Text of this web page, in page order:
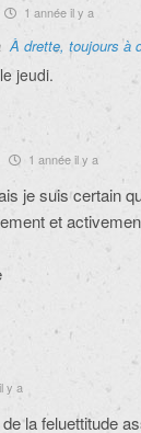
1 année il y a
À drette, toujours à
jeudi.
1 année il y a
je suis certain
et
y a
la feluettitude